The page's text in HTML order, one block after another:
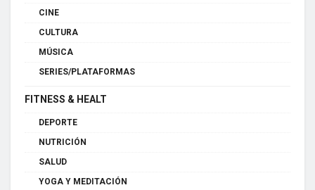
CINE
CULTURA
MÚSICA
SERIES/PLATAFORMAS
FITNESS & HEALT
DEPORTE
NUTRICIÓN
SALUD
YOGA Y MEDITACIÓN